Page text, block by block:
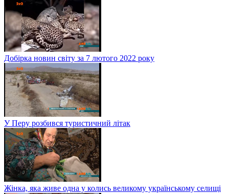
Добірка новин світу за 7 лютого 2022 року
У Перу розбився туристичний літак
Жінка, яка живе одна у колись великому українському селищі